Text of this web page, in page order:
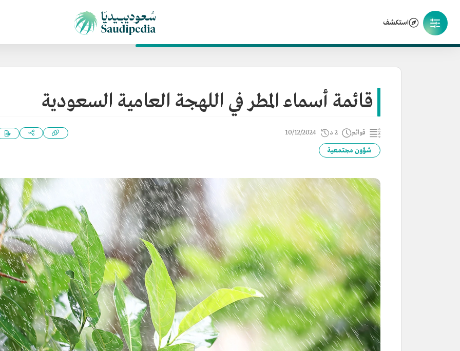
استكشف
قائمة أسماء المطر في اللهجة العامية السعودية
قوائم 2 د 10/12/2024
شؤون مجتمعية